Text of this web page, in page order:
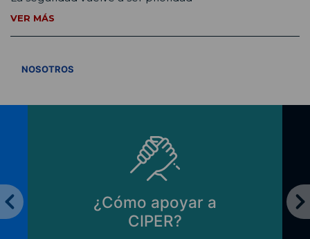
VER MÁS
NOSOTROS
¿Cómo apoyar a
CIPER?